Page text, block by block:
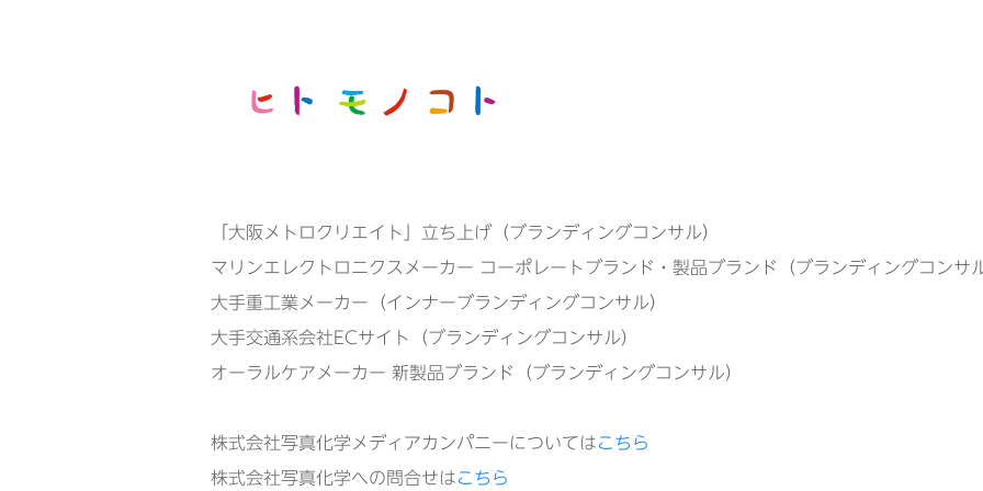
「大阪メトロクリエイト」立ち上げ（ブランディングコンサル）
マリンエレクトロニクスメーカー コーポレートブランド・製品ブランド（ブランディングコンサ
大手重工業メーカー（インナーブランディングコンサル）
大手交通系会社ECサイト（ブランディングコンサル）
オーラルケアメーカー 新製品ブランド（ブランディングコンサル）
株式会社写真化学メディアカンパニーについてはこちら
株式会社写真化学への問合せはこちら